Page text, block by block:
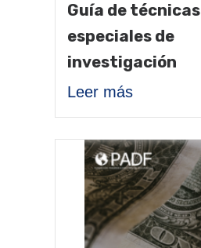
Guía de técnicas
especiales de
investigación
Leer más